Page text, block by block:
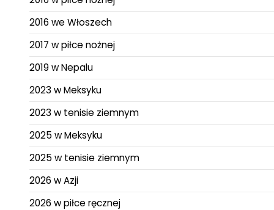
2016 we Włoszech
2017 w piłce nożnej
2019 w Nepalu
2023 w Meksyku
2023 w tenisie ziemnym
2025 w Meksyku
2025 w tenisie ziemnym
2026 w Azji
2026 w piłce ręcznej